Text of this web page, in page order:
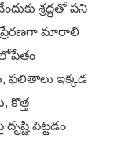
శ్రద్ధతో పని
మారాలి
ఫలితాలు ఇక్కడ
కొత్త
పెట్టడం